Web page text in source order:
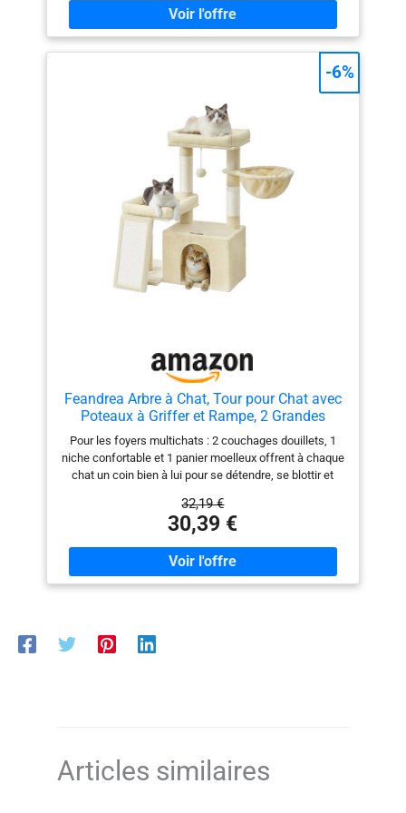
Cet arbre confortable deviendra le lieu préféré de vos
chats [Facile à monter] Toutes les vis de cette tour de
jeu sont standard, sa structure est simple, la clé est
balancent dans tous les sens et stimulent l’instinct de
chasse des chats. Les grelots ajoutent à leur plaisir et
il y a 2 pompons de rechange sans grelot [Facilité
d’escalade] La structure multi-niveaux et la plateforme
latérale facilitent l’escalade, même les chats âgés ou à
mobilité réduite peuvent monter et observer leur
environnement [Facile à nettoyer] Poils, saleté et
résidus de litière… pas de panique : un rouleau anti-
poils ou un aspirateur suffisent pour les éliminer
facilement
Feandrea Arbre à Chat, Tour pour Chat avec
Poteaux à Griffer et Rampe, 2 Grandes
Plateformes, Niche, Panier, 85,8 cm de Haut,
Beige Sable PCT013LF01
Pour les foyers multichats : 2 couchages douillets, 1
niche confortable et 1 panier moelleux offrent à chaque
chat un coin bien à lui pour se détendre, se blottir et
Dotée de 2 poteaux à griffer et d’une planche à griffer,
cette tour pour chat offre à vos félins des zones
dédiées pour faire leurs griffes, préservant ainsi vos
meubles Confort tout autour : Recouverte de tissu
peluche doux, cette tour de jeu pour chat crée des
planche à griffer servant aussi d’échelle, ce terrain de
32,19 €
30,39 €
-6%
Articles similaires